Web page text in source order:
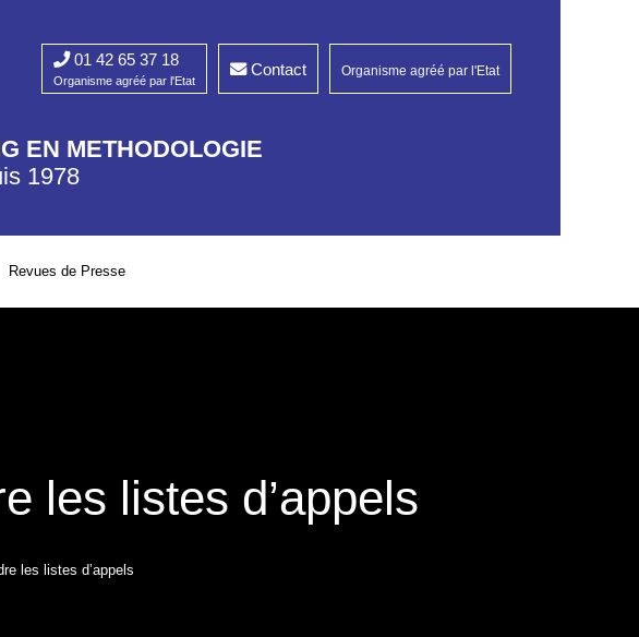
Organisme agréé par l'Etat
Contact
01 42 65 37 18
Organisme agréé par l'Etat
EN METHODOLOGIE
1978​
Revues de Presse
les listes d’appels
les listes d’appels